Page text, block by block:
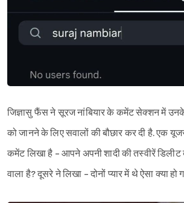
जिज्ञासु फैंस ने सूरज नांबियार के कमेंट सेक्शन में
को जानने के लिए सवालों की बौछार कर दी है. एक
कमेंट लिखा है - आपने अपनी शादी की तस्वीरें डिलीट
वाला है? दूसरे ने लिखा - दोनों प्यार में थे ऐसा क्या हो